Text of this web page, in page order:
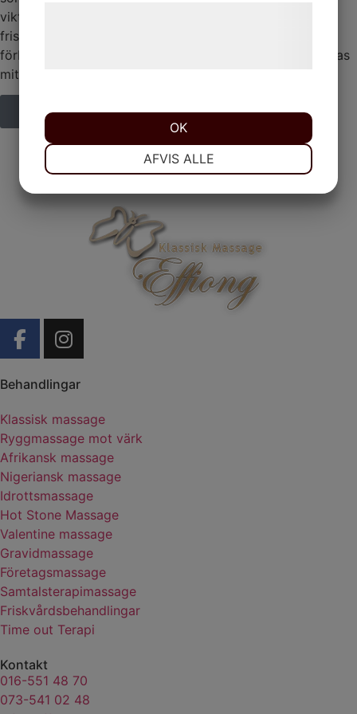
viktig reducerande och anti-cellulite effekt. Det ökar
frisättningen av adiponectin från fettfrisättning för att
förbättra metabolismen av toniska fibrer (typ I) och deras
mitokondriella aktivitet.
Kontakt
Behandlingar
Klassisk massage
Ryggmassage mot värk
Afrikansk massage
Nigeriansk massage
Idrottsmassage
Hot Stone Massage
Valentine massage
Gravidmassage
Företagsmassage
Samtalsterapimassage
Friskvårdsbehandlingar
Time out Terapi
Kontakt
016-551 48 70
073-541 02 48
MARKETING
AFVIS ALLE
OK